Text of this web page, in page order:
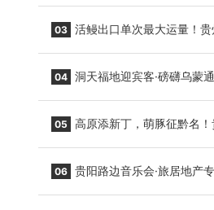
03 活鳗出口单次最大运量！
04 洞天福地迎宾客·磅礴乌蒙
05 高原添新丁，萌豚征黔名
06 贵阳路边音乐会·旅居地产